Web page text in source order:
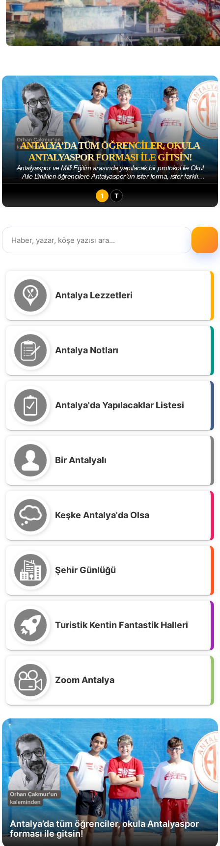
ANTALYA’DA TÜM ÖĞRENCILER, OKULA
ANTALYASPOR FORMASI ILE GITSIN!
Antalyaspor ve Milli Eğitim arasında yapılacak bir protokol ile Okul
Aile Birlikleri öğrencilere Antalyaspor’un ister forma, ister farklı
giysilerinden birin...
1
T
Antalya Lezzetleri
Antalya Notları
Antalya'da Yapılacaklar Listesi
Bir Antalyalı
Keşke Antalya'da Olsa
Şehir Günlüğü
Turistik Kentin Fantastik Halleri
Zoom Antalya
Antalya’da tüm öğrenciler, okula Antalyaspor
forması ile gitsin!